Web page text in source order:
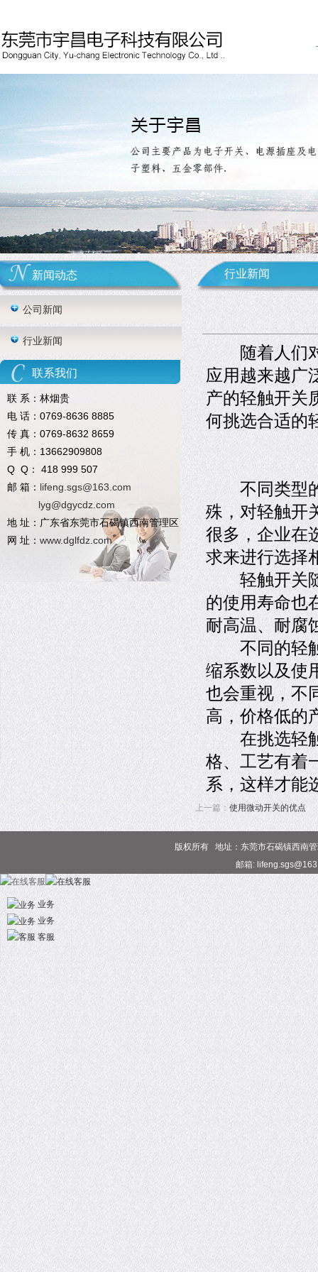
新闻动态
公司新闻
行业新闻
联系我们
联 系：林烟贵
电 话：0769-8636 8885
传 真：0769-8632 8659
手 机：13662909808
Q Q： 418 999 507
邮 箱： lifeng.sgs@163.com
lyg@dgycdz.com
地 址：广东省东莞市石碣镇西南管理区
网 址： www.dglfdz.com
行业新闻
随着人们对
应用越来越广
产的轻触开关
何挑选合适的
不同类型的
殊，对轻触开
很多，企业在
求来进行选择
轻触开关随
的使用寿命也
耐高温、耐腐
不同的轻触
缩系数以及使
也会重视，不
高，价格低的
在挑选轻触
格、工艺有着
系，这样才能
上一篇： 使用微动开关的优点
版权所有 地址：东莞市石碣镇西南
邮箱:
业务
业务
客服